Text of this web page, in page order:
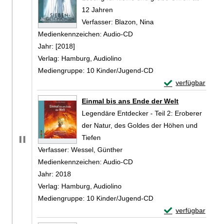
12 Jahren
Verfasser: Blazon, Nina
Medienkennzeichen: Audio-CD
Jahr: [2018]
Verlag: Hamburg, Audiolino
Mediengruppe: 10 Kinder/Jugend-CD
verfügbar
Exemplar-
Einmal bis ans Ende der Welt
Legendäre Entdecker - Teil 2: Eroberer
der Natur, des Goldes der Höhen und
Tiefen
Verfasser: Wessel, Günther
Medienkennzeichen: Audio-CD
Jahr: 2018
Verlag: Hamburg, Audiolino
Mediengruppe: 10 Kinder/Jugend-CD
verfügbar
Exemplar-